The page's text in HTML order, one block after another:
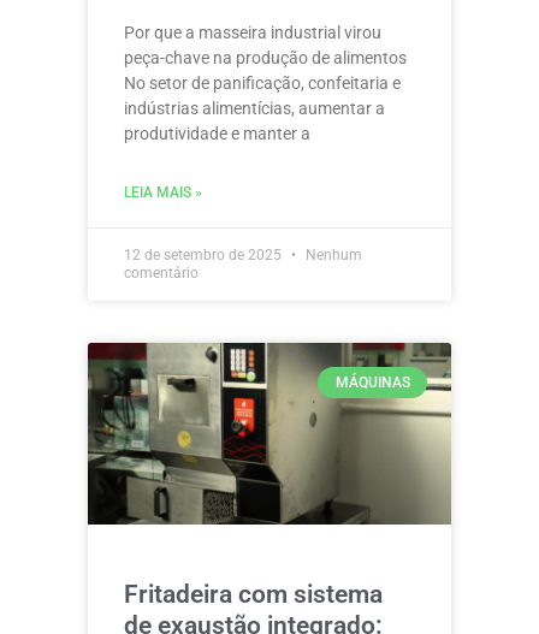
Por que a masseira industrial virou
peça-chave na produção de alimentos
No setor de panificação, confeitaria e
indústrias alimentícias, aumentar a
produtividade e manter a
LEIA MAIS »
12 de setembro de 2025
Nenhum
comentário
MÁQUINAS
Fritadeira com sistema
de exaustão integrado: